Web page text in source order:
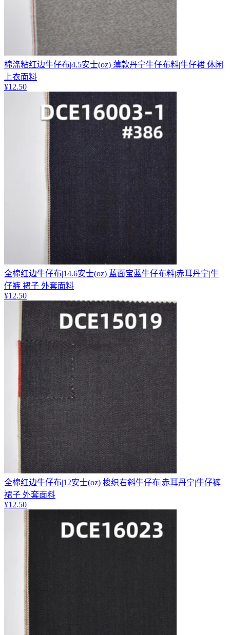
棉涤粘红边牛仔布|4.5安士(oz) 薄款丹宁牛仔布料|牛仔裙 休闲
上衣面料
¥12.50
全棉红边牛仔布|14.6安士(oz) 蓝面宝蓝牛仔布料|赤耳丹宁|牛
仔裤 裙子 外套面料
¥12.50
全棉红边牛仔布|12安士(oz) 梭织右斜牛仔布|赤耳丹宁|牛仔裤
裙子 外套面料
¥12.50